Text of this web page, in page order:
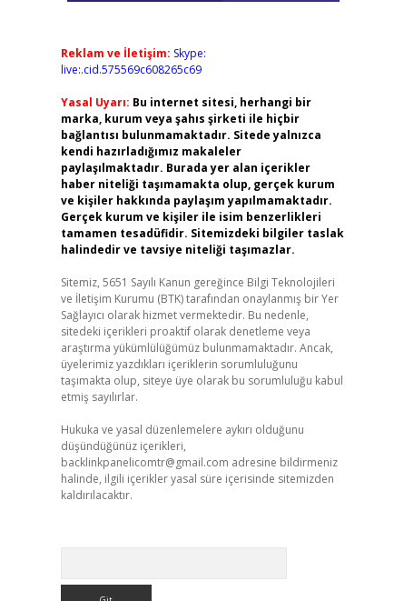
Reklam ve İletişim: Skype:
live:.cid.575569c608265c69
Yasal Uyarı: Bu internet sitesi, herhangi bir
marka, kurum veya şahıs şirketi ile hiçbir
bağlantısı bulunmamaktadır. Sitede yalnızca
kendi hazırladığımız makaleler
paylaşılmaktadır. Burada yer alan içerikler
haber niteliği taşımamakta olup, gerçek kurum
ve kişiler hakkında paylaşım yapılmamaktadır.
Gerçek kurum ve kişiler ile isim benzerlikleri
tamamen tesadüfidir. Sitemizdeki bilgiler taslak
halindedir ve tavsiye niteliği taşımazlar.
Sitemiz, 5651 Sayılı Kanun gereğince Bilgi Teknolojileri
ve İletişim Kurumu (BTK) tarafından onaylanmış bir Yer
Sağlayıcı olarak hizmet vermektedir. Bu nedenle,
sitedeki içerikleri proaktif olarak denetleme veya
araştırma yükümlülüğümüz bulunmamaktadır. Ancak,
üyelerimiz yazdıkları içeriklerin sorumluluğunu
taşımakta olup, siteye üye olarak bu sorumluluğu kabul
etmiş sayılırlar.
Hukuka ve yasal düzenlemelere aykırı olduğunu
düşündüğünüz içerikleri,
backlinkpanelicomtr@gmail.com adresine bildirmeniz
halinde, ilgili içerikler yasal süre içerisinde sitemizden
kaldırılacaktır.